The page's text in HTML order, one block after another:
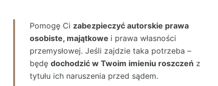
Pomogę Ci zabezpieczyć autorskie prawa
osobiste, majątkowe i prawa własności
przemysłowej. Jeśli zajdzie taka potrzeba –
będę dochodzić w Twoim imieniu roszczeń z
tytułu ich naruszenia przed sądem.